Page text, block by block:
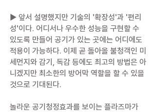
▶ 앞서 설명했지만 기술의 '확장성'과 '편리
성'이다. 어디서나 우수한 성능을 구현할 수
있도록 만들어 공기가 있는 곳에는 어디에도
적용이 가능하다. 이제 곧 돌아올 불청객인 미
세먼지와 감기, 독감 등에도 최고의 방법은 아
니겠지만 최소한의 방어막 역할을 할 수 있을
것으로 기대된다.
놀라운 공기청정효과를 보이는 플라즈마가